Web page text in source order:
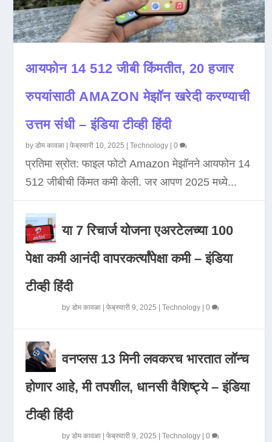
आयफोन 14 512 जीबी किंमतीत, 20 हजार
रुपयांसाठी AMAZON मेझॉन खरेदी करण्याची
उत्तम संधी – इंडिया टीव्ही हिंदी
byडोम कावळा |फेब्रुवारी 10, 2025 |Technology |0
प्रतिमा स्रोत: फाइल फोटो Amazon मेझॉनने आयफोन 14
512 जीबीची किंमत कमी केली. जर आपण 2025 मध्ये...
या 7 रिचार्ज योजना एअरटेलच्या 100
पेक्षा कमी आनंदी वापरकर्त्यांपेक्षा कमी – इंडिया
टीव्ही हिंदी
byडोम कावळा |फेब्रुवारी 9, 2025 |Technology |0
वनप्लस 13 मिनी लवकरच भारतात लॉन्च
होणार आहे, मी तपशील, धानसी वैशिष्ट्ये – इंडिया
टीव्ही हिंदी
byडोम कावळा |फेब्रुवारी 9, 2025 |Technology |0